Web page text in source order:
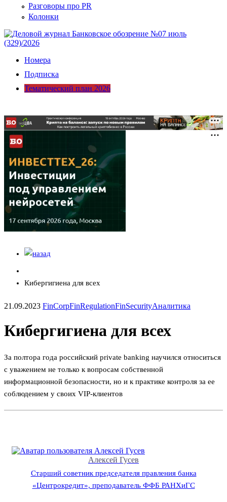
Разговоры про PR
Колонки
Номера
Подписка
Тематический план 2026
Кибергигиена для всех
21.09.2023 FinCorpFinRegulationFinSecurityАналитика
Кибергигиена для всех
За полтора года российский private banking научился относиться
с уважением не только к вопросам собственной
информационной безопасности, но и к практике контроля за ее
соблюдением у своих VIP-клиентов
Алексей Гусев
Старший советник председателя правления банка
«Центрокредит», преподаватель ФФБ РАНХиГС